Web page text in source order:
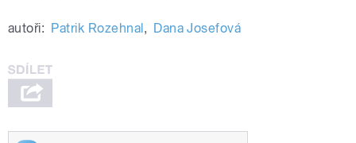
autoři: Patrik Rozehnal, Dana Josefová